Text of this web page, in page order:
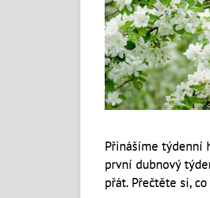
Přinášíme týdenní
první dubnový
přát. Přečtěte si,